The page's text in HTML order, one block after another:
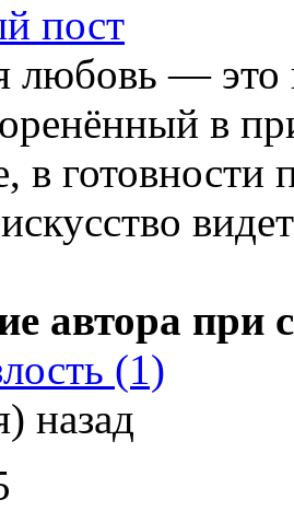
пост
любовь — это
в
в готовности
автора при
(1)
назад